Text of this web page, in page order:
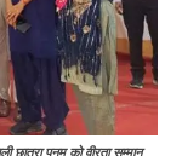
छात्रा पूनम को वीरता सम्मान